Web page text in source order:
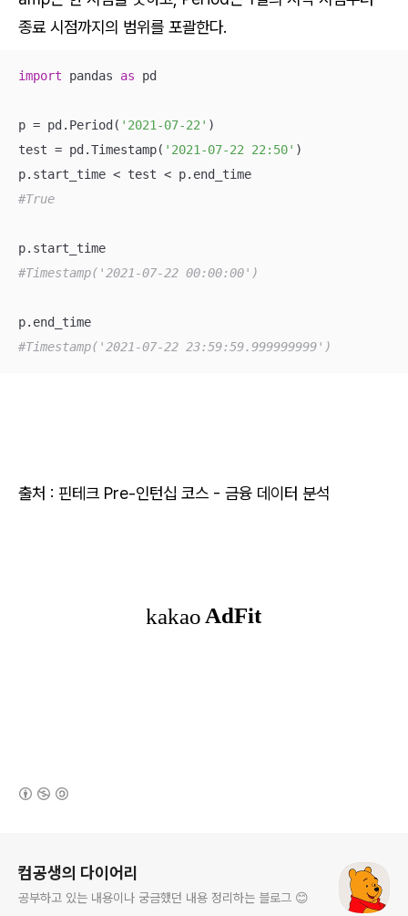
종료 시점까지의 범위를 포괄한다.
import pandas as pd
p = pd.Period( '2021-07-22' )
test = pd.Timestamp( '2021-07-22 22:50' )
#True
#Timestamp('2021-07-22 00:00:00')
#Timestamp('2021-07-22 23:59:59.999999999')
출처 : 핀테크 Pre-인턴십 코스 - 금융 데이터 분석
컴공생의 다이어리
공부하고 있는 내용이나 궁금했던 내용 정리하는 블로그 😊